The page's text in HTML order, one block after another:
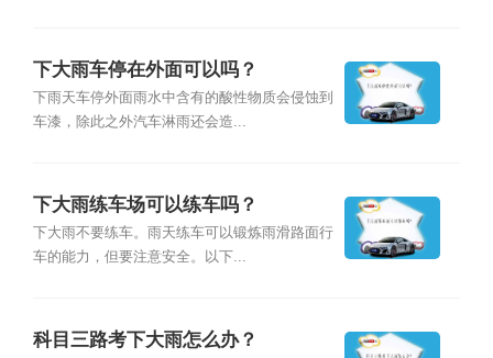
下大雨车停在外面可以吗？
下雨天车停外面雨水中含有的酸性物质会侵蚀到
车漆，除此之外汽车淋雨还会造...
下大雨练车场可以练车吗？
下大雨不要练车。雨天练车可以锻炼雨滑路面行
车的能力，但要注意安全。以下...
科目三路考下大雨怎么办？